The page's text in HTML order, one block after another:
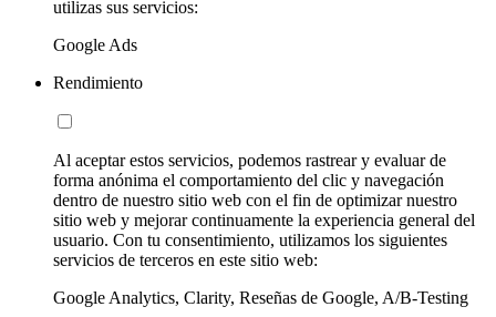
utilizas sus servicios:
Google Ads
Rendimiento
Al aceptar estos servicios, podemos rastrear y evaluar de
forma anónima el comportamiento del clic y navegación
dentro de nuestro sitio web con el fin de optimizar nuestro
sitio web y mejorar continuamente la experiencia general del
usuario. Con tu consentimiento, utilizamos los siguientes
servicios de terceros en este sitio web:
Google Analytics, Clarity, Reseñas de Google, A/B-Testing